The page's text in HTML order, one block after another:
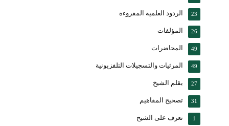
الردود العلمية المقروءة 23
المؤلفات 26
المحاضرات 49
المرئيات والتسجيلات التلفزيونية 49
بقلم الشيخ 27
تصحيح المفاهيم 31
تعرف على الشيخ 1